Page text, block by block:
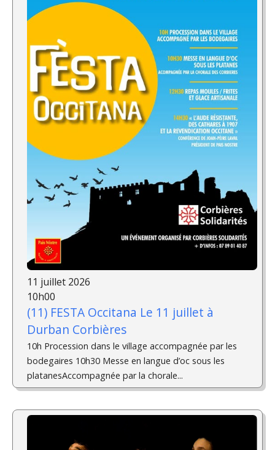
11 juillet 2026
10h00
(11) FESTA Occitana Le 11 juillet à
Durban Corbières
10h Procession dans le village accompagnée par les
bodegaires 10h30 Messe en langue d’oc sous les
platanesAccompagnée par la chorale...